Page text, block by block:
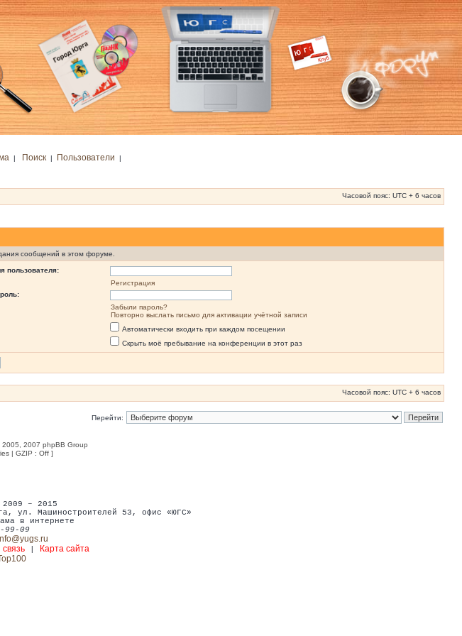
| Поиск| Пользователи |
Часовой пояс: UTC + 6 часов
сообщений в этом форуме.
пользователя:
Регистрация
Забыли пароль?
Повторно выслать письмо для активации учётной записи
Автоматически входить при каждом посещении
Скрыть моё пребывание на конференции в этот раз
Часовой пояс: UTC + 6 часов
Перейти:
2007 phpBB Group
| GZIP : Off ]
– 2015
, ул. Машиностроителей 53 , офис «ЮГС»
в интернете
99-09
| Карта сайта